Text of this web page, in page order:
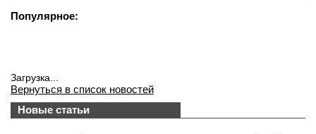
Популярное:
Загрузка...
Вернуться в список новостей
Новые статьи